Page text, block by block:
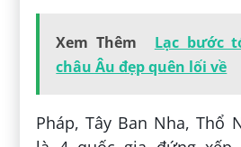
Xem Thêm
Lạc bước
châu Âu đẹp quên lối về
Pháp, Tây Ban Nha, Thổ